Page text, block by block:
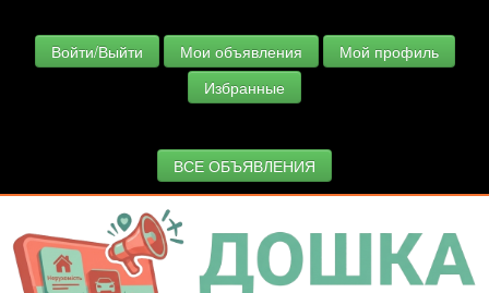
Войти/Выйти Мои объявления
Мой профиль
Избранные
ВСЕ ОБЪЯВЛЕНИЯ